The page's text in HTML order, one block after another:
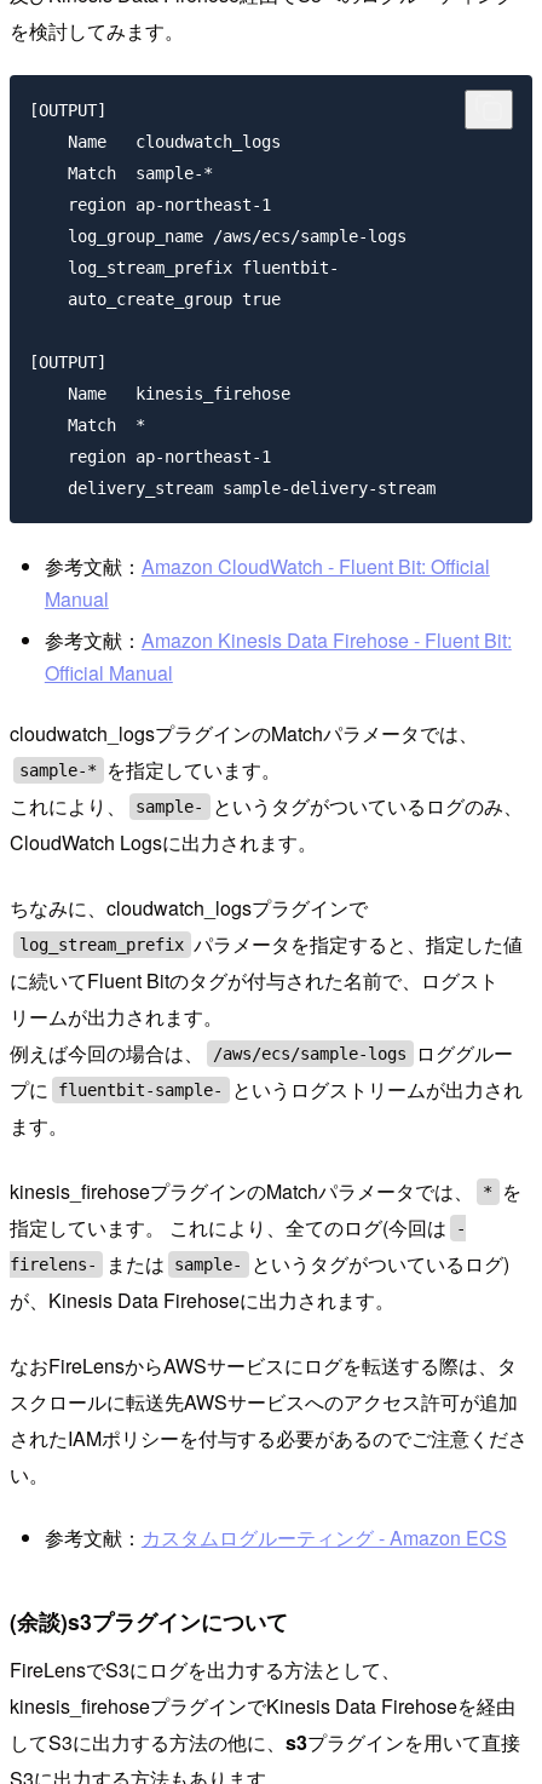
を検討してみます。
[OUTPUT]
    Name   cloudwatch_logs
    Match  sample-*
    region ap-northeast-1
    log_group_name /aws/ecs/sample-logs
    log_stream_prefix fluentbit-
    auto_create_group true
[OUTPUT]
    Name   kinesis_firehose
    Match  *
    region ap-northeast-1
参考文献： Amazon CloudWatch - Fluent Bit: Official
Manual
参考文献： Amazon Kinesis Data Firehose - Fluent Bit:
Official Manual
cloudwatch_logsプラグインのMatchパラメータでは、
sample-*
を指定しています。
これにより、
sample-
というタグがついているログのみ、
CloudWatch Logsに出力されます。
ちなみに、cloudwatch_logsプラグインで
log_stream_prefix パラメータを指定すると、指定した値
に続いてFluent Bitのタグが付与された名前で、ログスト
リームが出力されます。
例えば今回の場合は、
/aws/ecs/sample-logs
ロググルー
プに
fluentbit-sample-
というログストリームが出力され
ます。
kinesis_firehoseプラグインのMatchパラメータでは、 *
を
指定しています。 これにより、全てのログ(今回は
-
firelens-
または sample-
というタグがついているログ)
が、Kinesis Data Firehoseに出力されます。
なおFireLensからAWSサービスにログを転送する際は、タ
スクロールに転送先AWSサービスへのアクセス許可が追加
されたIAMポリシーを付与する必要があるのでご注意くださ
い。
参考文献： カスタムログルーティング - Amazon ECS
(余談)s3プラグインについて
FireLensでS3にログを出力する方法として、
kinesis_firehoseプラグインでKinesis Data Firehoseを経由
してS3に出力する方法の他に、 s3プラグインを用いて直接